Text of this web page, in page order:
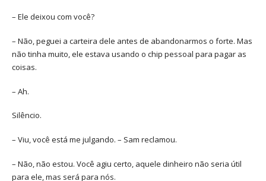
– Ele deixou com você?
– Não, peguei a carteira dele antes de abandonarmos o forte. Mas
não tinha muito, ele estava usando o chip pessoal para pagar as
coisas.
– Ah.
Silêncio.
– Viu, você está me julgando. – Sam reclamou.
– Não, não estou. Você agiu certo, aquele dinheiro não seria útil
para ele, mas será para nós.